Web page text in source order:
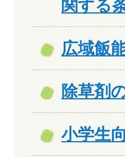
関する
広域飯
除草剤
小学生